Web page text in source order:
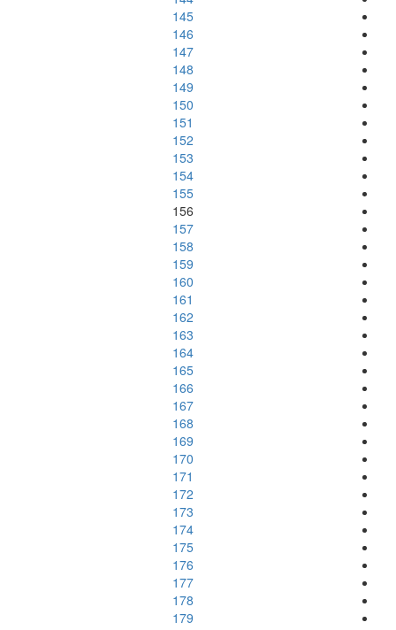
145
146
147
148
149
150
151
152
153
154
155
156
157
158
159
160
161
162
163
164
165
166
167
168
169
170
171
172
173
174
175
176
177
178
179